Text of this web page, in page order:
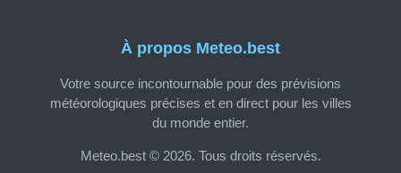
À propos Meteo.best
Votre source incontournable pour des prévisions
météorologiques précises et en direct pour les villes
du monde entier.
Meteo.best © 2026. Tous droits réservés.